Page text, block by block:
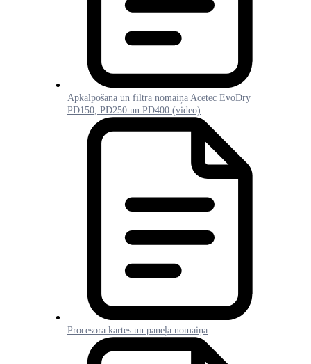
Apkalpošana un filtra nomaiņa Acetec EvoDry
PD150, PD250 un PD400 (video)
Procesora kartes un paneļa nomaiņa